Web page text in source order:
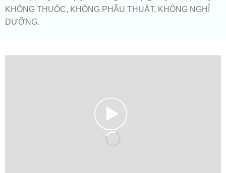
KHÔNG THUỐC, KHÔNG PHẪU THUẬT, KHÔNG NGHỈ
DƯỠNG.